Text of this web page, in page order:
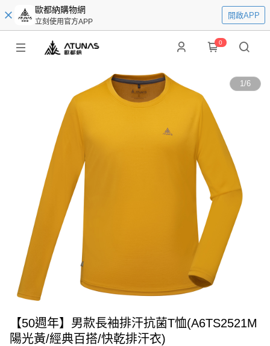
歐都納購物網
立刻使用官方APP
開啟APP
0
1/6
【50週年】男款長袖排汗抗菌T恤(A6TS2521M
陽光黃/經典百搭/快乾排汗衣)